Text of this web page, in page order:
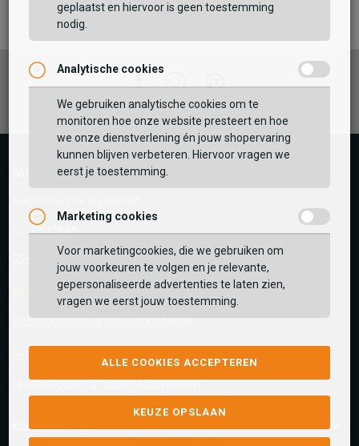
TOEVOEGEN AAN WINKELTAS
GEBRUIK MIJN LOCATIE
Zoek op postcode of gebruik jouw locatie om de
voorraad in een van onze winkels te bekijken.
BEKIJK WINKELTAS
VERDER WINKELEN
Vaak samen gekocht met
Wij helpen je graag!
Telefoon
0545-280081
E-mail Antwoord binnen 24 uur
webshop@schuurman-schoenen.nl
facebook.com/SchuurmanSchoenen
Klantenservice
geplaatst en hiervoor is geen toestemming
nodig.
Analytische cookies
We gebruiken analytische cookies om te
monitoren hoe onze website presteert en hoe
we onze dienstverlening én jouw shopervaring
kunnen blijven verbeteren. Hiervoor vragen we
eerst je toestemming.
Marketing cookies
Voor marketingcookies, die we gebruiken om
jouw voorkeuren te volgen en je relevante,
gepersonaliseerde advertenties te laten zien,
vragen we eerst jouw toestemming.
ALLE COOKIES ACCEPTEREN
KEUZE OPSLAAN